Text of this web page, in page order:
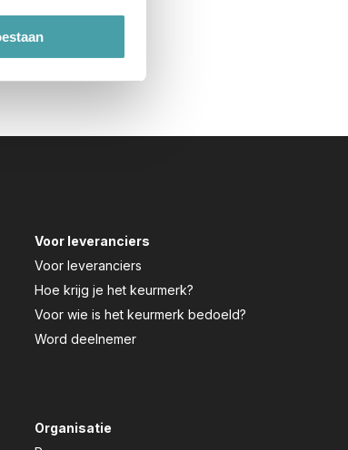
naar
Voor leveranciers
Voor leveranciers
Hoe krijg je het keurmerk?
Voor wie is het keurmerk bedoeld?
Word deelnemer
Organisatie